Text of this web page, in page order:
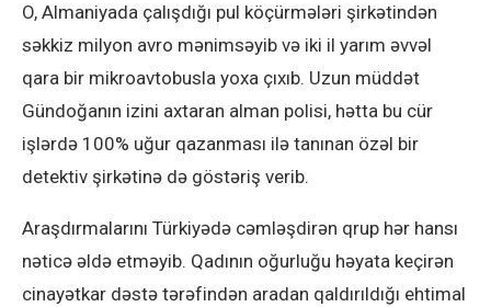
O, Almaniyada çalışdığı pul köçürmələri şirkətindən
səkkiz milyon avro mənimsəyib və iki il yarım əvvəl
qara bir mikroavtobusla yoxa çıxıb. Uzun müddət
Gündoğanın izini axtaran alman polisi, hətta bu cür
işlərdə 100% uğur qazanması ilə tanınan özəl bir
detektiv şirkətinə də göstəriş verib.
Araşdırmalarını Türkiyədə cəmləşdirən qrup hər hansı
nəticə əldə etməyib. Qadının oğurluğu həyata keçirən
cinayətkar dəstə tərəfindən aradan qaldırıldığı ehtimal